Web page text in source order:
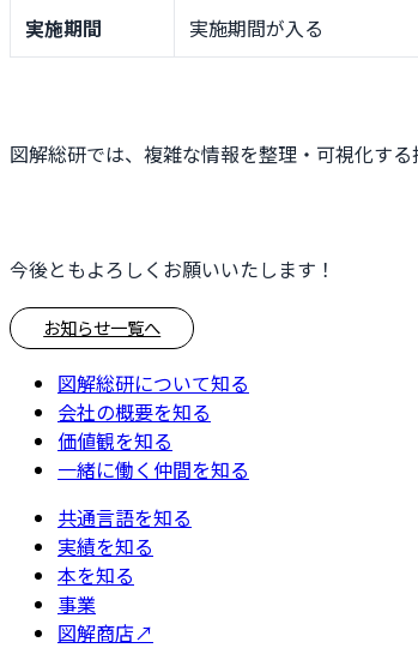
実施期間 実施期間が入る
図解総研では、複雑な情報を整理・可視化す
今後ともよろしくお願いいたします！
お知らせ一覧へ
図解総研について知る
会社の概要を知る
価値観を知る
一緒に働く仲間を知る
共通言語を知る
実績を知る
本を知る
事業
図解商店↗